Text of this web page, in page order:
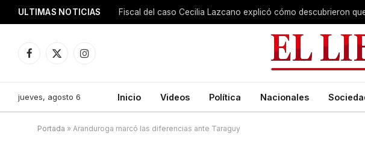
ULTIMAS NOTICIAS
Facebook
X
Instagram
jueves, agosto 6 Inicio Videos Política Nacionales
Portada » Aranduroga marcó las diferencias ante Taraguy